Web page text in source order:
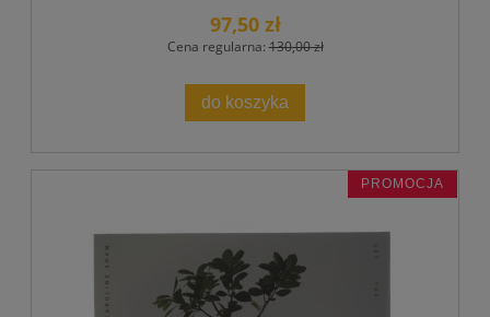
97,50 zł
Cena regularna:130,00 zł
do koszyka
PROMOCJA